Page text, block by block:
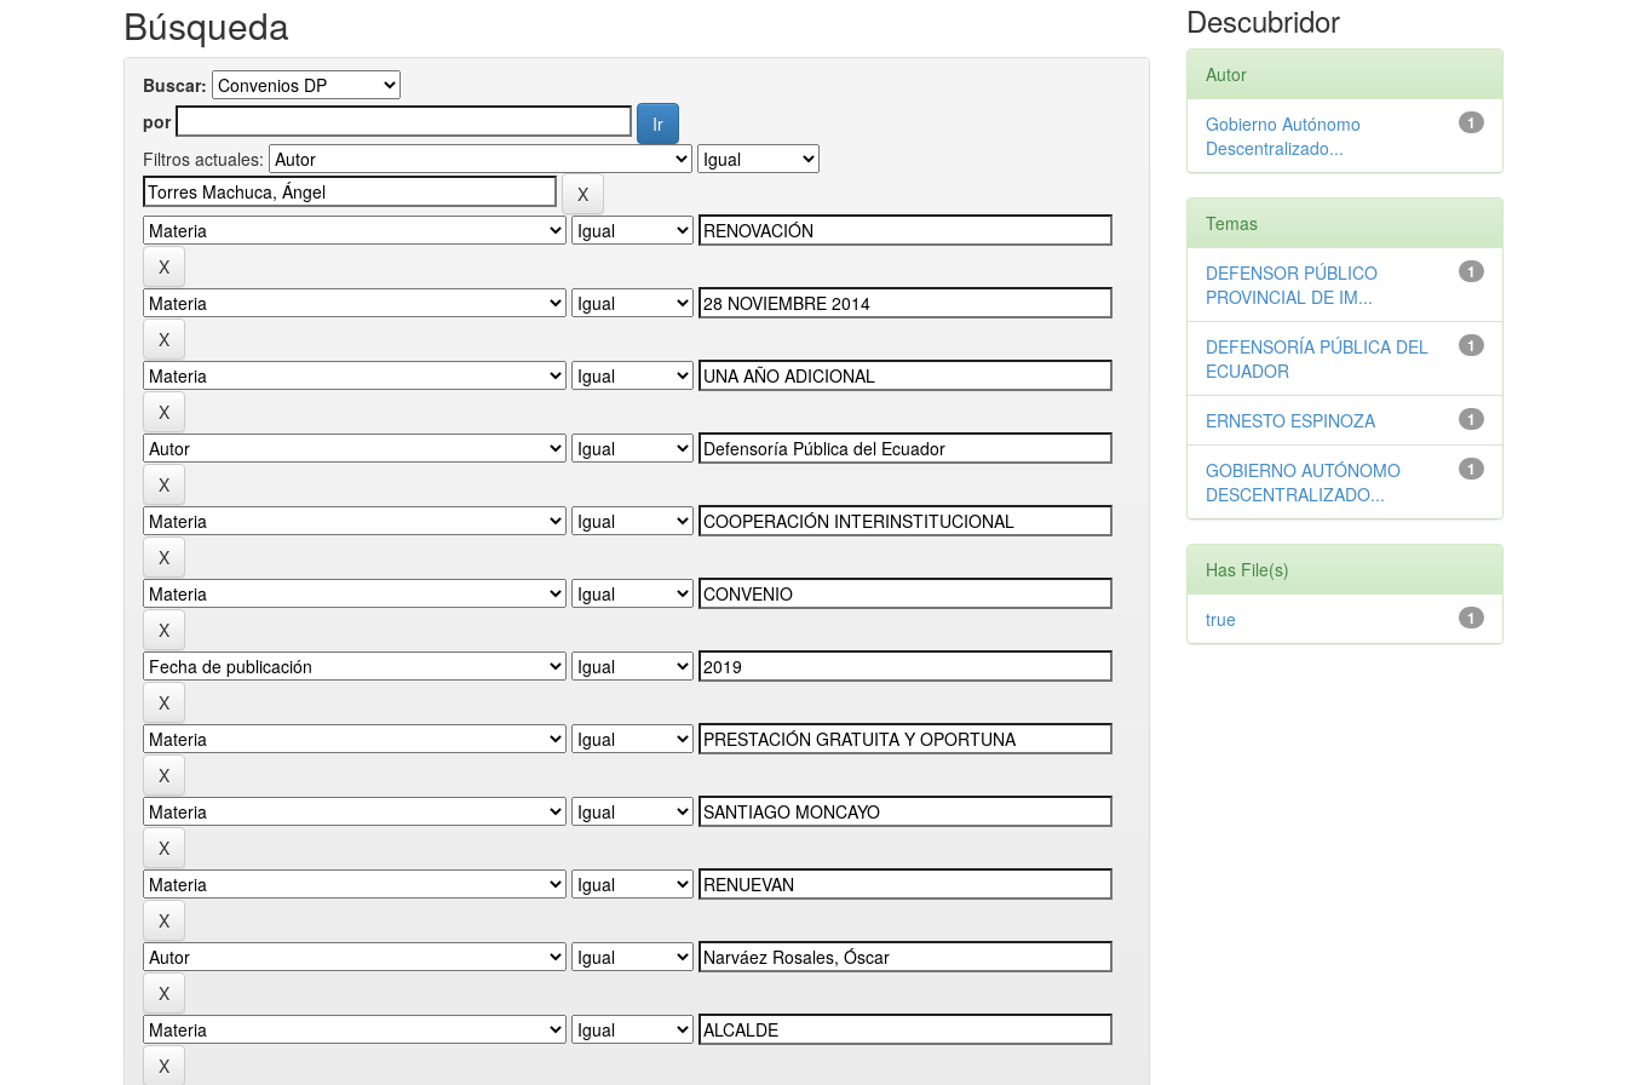
Búsqueda
Buscar:
por
Filtros actuales:
Descubridor
Autor
1
Gobierno Autónomo
Descentralizado...
Temas
1
DEFENSOR PÚBLICO
PROVINCIAL DE IM...
1
DEFENSORÍA PÚBLICA DEL
ECUADOR
1
ERNESTO ESPINOZA
1
GOBIERNO AUTÓNOMO
DESCENTRALIZADO...
Has File(s)
1
true